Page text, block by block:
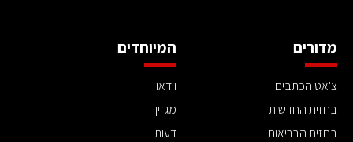
מדורים
צ'אט הכתבים
בחזית החדשות
בחזית הבריאות
המיוחדים
וידאו
מגזין
דעות